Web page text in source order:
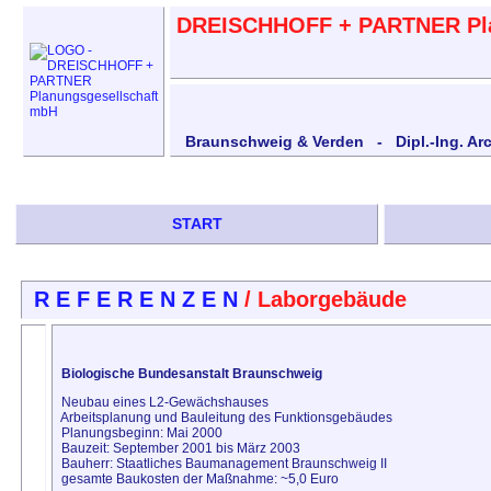
DREISCHHOFF + PARTNER
Braunschweig & Verden - Dipl.-Ing.
START
R E F E R E N Z E N / Laborgebäude
Biologische Bundesanstalt Braunschweig
Neubau eines L2-Gewächshauses
Arbeitsplanung und Bauleitung des Funktionsgebäudes
Planungsbeginn: Mai 2000
Bauzeit: September 2001 bis März 2003
Bauherr: Staatliches Baumanagement Braunschweig II
gesamte Baukosten der Maßnahme: ~5,0 Euro